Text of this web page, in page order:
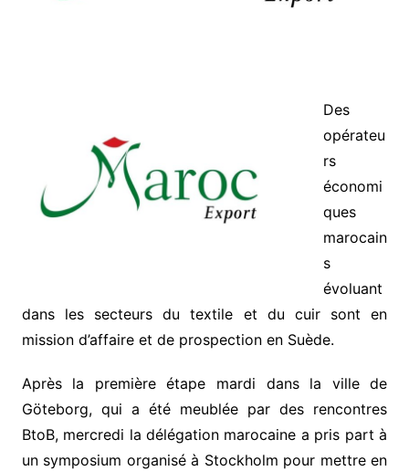
Des
opérateu
rs
économi
ques
marocain
s
évoluant
dans les secteurs du textile et du cuir sont en
mission d’affaire et de prospection en Suède.
Après la première étape mardi dans la ville de
Göteborg, qui a été meublée par des rencontres
BtoB, mercredi la délégation marocaine a pris part à
un symposium organisé à Stockholm pour mettre en